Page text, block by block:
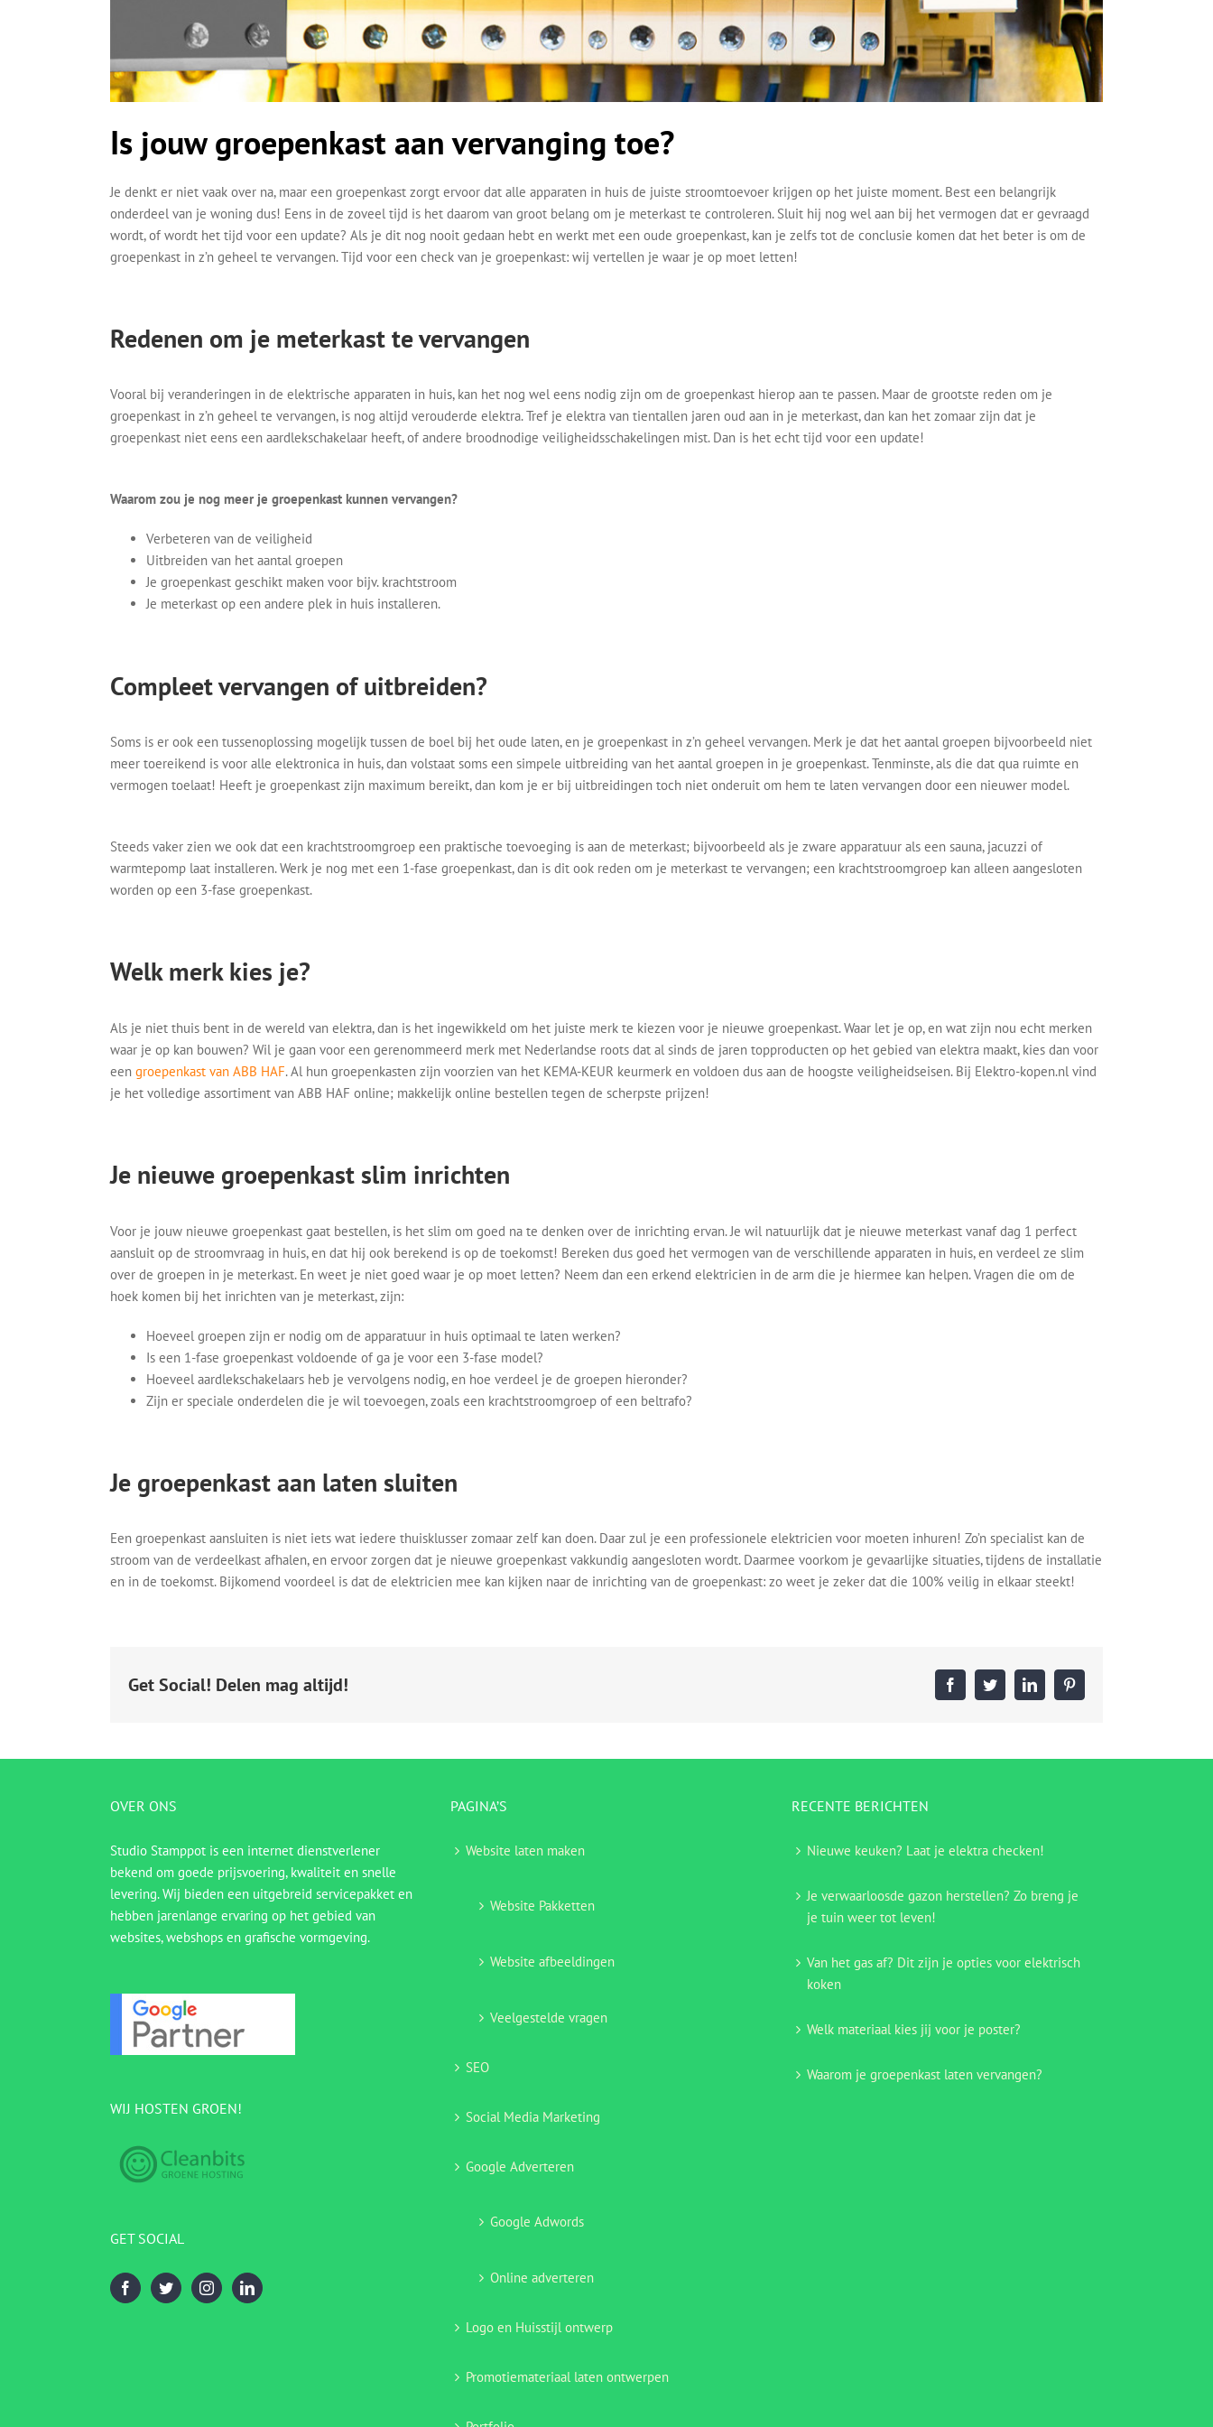
Is jouw groepenkast aan vervanging toe?
Je denkt er niet vaak over na, maar een groepenkast zorgt ervoor dat alle apparaten in huis de juiste stroomtoevoer krijgen op het juiste moment. Best een belangrijk
onderdeel van je woning dus! Eens in de zoveel tijd is het daarom van groot belang om je meterkast te controleren. Sluit hij nog wel aan bij het vermogen dat er gevraagd
wordt, of wordt het tijd voor een update? Als je dit nog nooit gedaan hebt en werkt met een oude groepenkast, kan je zelfs tot de conclusie komen dat het beter is om de
groepenkast in z’n geheel te vervangen. Tijd voor een check van je groepenkast: wij vertellen je waar je op moet letten!
Redenen om je meterkast te vervangen
Vooral bij veranderingen in de elektrische apparaten in huis, kan het nog wel eens nodig zijn om de groepenkast hierop aan te passen. Maar de grootste reden om je
groepenkast in z’n geheel te vervangen, is nog altijd verouderde elektra. Tref je elektra van tientallen jaren oud aan in je meterkast, dan kan het zomaar zijn dat je
groepenkast niet eens een aardlekschakelaar heeft, of andere broodnodige veiligheidsschakelingen mist. Dan is het echt tijd voor een update!
Waarom zou je nog meer je groepenkast kunnen vervangen?
Verbeteren van de veiligheid
Uitbreiden van het aantal groepen
Je groepenkast geschikt maken voor bijv. krachtstroom
Je meterkast op een andere plek in huis installeren.
Compleet vervangen of uitbreiden?
Soms is er ook een tussenoplossing mogelijk tussen de boel bij het oude laten, en je groepenkast in z’n geheel vervangen. Merk je dat het aantal groepen bijvoorbeeld niet
meer toereikend is voor alle elektronica in huis, dan volstaat soms een simpele uitbreiding van het aantal groepen in je groepenkast. Tenminste, als die dat qua ruimte en
vermogen toelaat! Heeft je groepenkast zijn maximum bereikt, dan kom je er bij uitbreidingen toch niet onderuit om hem te laten vervangen door een nieuwer model.
Steeds vaker zien we ook dat een krachtstroomgroep een praktische toevoeging is aan de meterkast; bijvoorbeeld als je zware apparatuur als een sauna, jacuzzi of
warmtepomp laat installeren. Werk je nog met een 1-fase groepenkast, dan is dit ook reden om je meterkast te vervangen; een krachtstroomgroep kan alleen aangesloten
worden op een 3-fase groepenkast.
Welk merk kies je?
Als je niet thuis bent in de wereld van elektra, dan is het ingewikkeld om het juiste merk te kiezen voor je nieuwe groepenkast. Waar let je op, en wat zijn nou echt merken
waar je op kan bouwen? Wil je gaan voor een gerenommeerd merk met Nederlandse roots dat al sinds de jaren topproducten op het gebied van elektra maakt, kies dan voor
een groepenkast van ABB HAF. Al hun groepenkasten zijn voorzien van het KEMA-KEUR keurmerk en voldoen dus aan de hoogste veiligheidseisen. Bij Elektro-kopen.nl vind
je het volledige assortiment van ABB HAF online; makkelijk online bestellen tegen de scherpste prijzen!
Je nieuwe groepenkast slim inrichten
Voor je jouw nieuwe groepenkast gaat bestellen, is het slim om goed na te denken over de inrichting ervan. Je wil natuurlijk dat je nieuwe meterkast vanaf dag 1 perfect
aansluit op de stroomvraag in huis, en dat hij ook berekend is op de toekomst! Bereken dus goed het vermogen van de verschillende apparaten in huis, en verdeel ze slim
over de groepen in je meterkast. En weet je niet goed waar je op moet letten? Neem dan een erkend elektricien in de arm die je hiermee kan helpen. Vragen die om de
hoek komen bij het inrichten van je meterkast, zijn:
Hoeveel groepen zijn er nodig om de apparatuur in huis optimaal te laten werken?
Is een 1-fase groepenkast voldoende of ga je voor een 3-fase model?
Hoeveel aardlekschakelaars heb je vervolgens nodig, en hoe verdeel je de groepen hieronder?
Zijn er speciale onderdelen die je wil toevoegen, zoals een krachtstroomgroep of een beltrafo?
Je groepenkast aan laten sluiten
Een groepenkast aansluiten is niet iets wat iedere thuisklusser zomaar zelf kan doen. Daar zul je een professionele elektricien voor moeten inhuren! Zo’n specialist kan de
stroom van de verdeelkast afhalen, en ervoor zorgen dat je nieuwe groepenkast vakkundig aangesloten wordt. Daarmee voorkom je gevaarlijke situaties, tijdens de installatie
en in de toekomst. Bijkomend voordeel is dat de elektricien mee kan kijken naar de inrichting van de groepenkast: zo weet je zeker dat die 100% veilig in elkaar steekt!
Get Social! Delen mag altijd! FacebookTwitterLinkedIn
OVER ONS
Studio Stamppot is een internet dienstverlener
bekend om goede prijsvoering, kwaliteit en snelle
levering. Wij bieden een uitgebreid servicepakket en
hebben jarenlange ervaring op het gebied van
websites, webshops en grafische vormgeving.
WIJ HOSTEN GROEN!
GET SOCIAL
PAGINA’S
Website laten maken
Website Pakketten
Website afbeeldingen
Veelgestelde vragen
SEO
Social Media Marketing
Google Adverteren
Google Adwords
Online adverteren
Logo en Huisstijl ontwerp
Promotiemateriaal laten ontwerpen
RECENTE BERICHTEN
Nieuwe keuken? Laat je elektra checken!
Je verwaarloosde gazon herstellen? Zo breng je
je tuin weer tot leven!
Van het gas af? Dit zijn je opties voor elektrisch
koken
Welk materiaal kies jij voor je poster?
Waarom je groepenkast laten vervangen?